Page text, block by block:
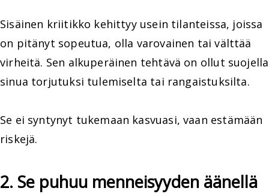
Sisäinen kriitikko kehittyy usein tilanteissa, joissa
on pitänyt sopeutua, olla varovainen tai välttää
virheitä. Sen alkuperäinen tehtävä on ollut suojella
sinua torjutuksi tulemiselta tai rangaistuksilta.
Se ei syntynyt tukemaan kasvuasi, vaan estämään
riskejä.
2. Se puhuu menneisyyden äänellä